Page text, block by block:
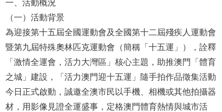
一、活動概況
（一）活動背景
為迎接第十五屆全國運動會及全國第十二屆殘疾人運動會
暨第九屆特殊奧林匹克運動會（簡稱「十五運」），詮釋
「激情全運會，活力大灣區」核心主題，助推澳門「體育
之城」建設，「活力澳門迎十五運」隨手拍作品徵集活動
今日正式啟動，誠邀全澳市民以手機、相機或其他拍攝器
材，用影像見證全運盛事，定格澳門體育熱情與城市活